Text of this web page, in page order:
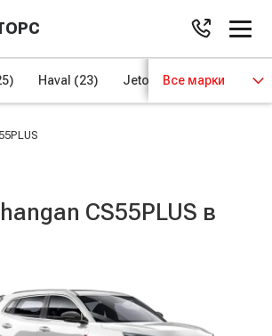
Haval (23) Jetour (8) Kaiyi (4)
Все марки
CS55PLUS в